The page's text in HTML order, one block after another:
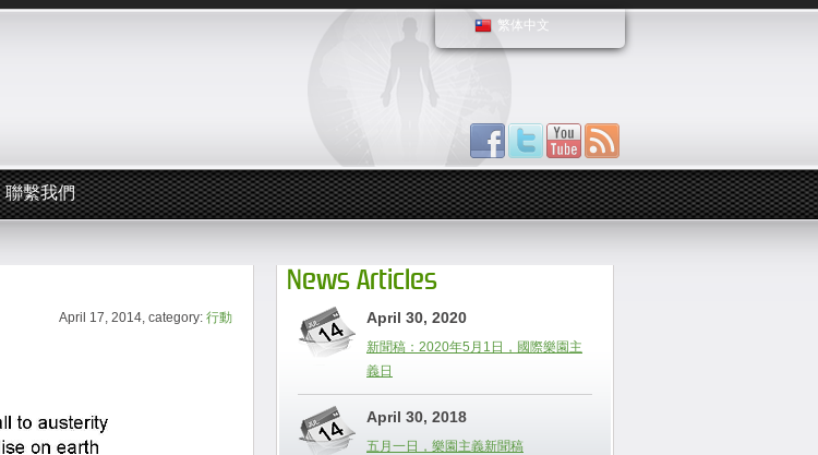
繁体中文
聯繫我們
April 17, 2014, category: 行動
News Articles
April 30, 2020
新聞稿：2020年5月1日，國際樂園主
義日
April 30, 2018
五月一日，樂園主義新聞稿